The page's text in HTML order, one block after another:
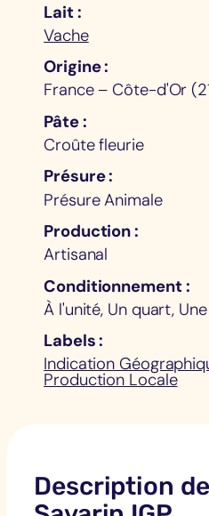
Lait
Vache
Origine
France – Côte-d'Or
Pâte
Croûte fleurie
Présure
Présure Animale
Production
Artisanal
Conditionnement
À l'unité, Un quart,
Labels
Indication
Production Locale
Description